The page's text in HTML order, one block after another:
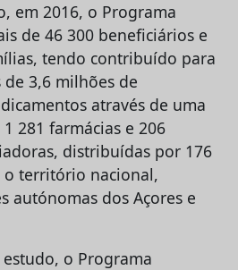
em 2016, o Programa
de 46 300 beneficiários e
tendo contribuído para
3,6 milhões de
através de uma
281 farmácias e 206
distribuídas por 176
o território nacional,
autónomas dos Açores e
o Programa